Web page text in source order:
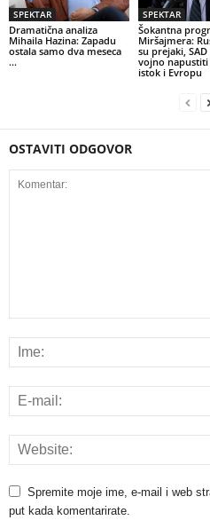
SPEKTAR
Dramatična analiza
Mihaila Hazina: Zapadu
ostala samo dva meseca
…
SPEKTAR
Šokantna
Miršajmera:
su prejaki,
vojno napustiti
istok i Evropu
OSTAVITI ODGOVOR
Spremite moje ime, e-mail i web
put kada komentarirate.